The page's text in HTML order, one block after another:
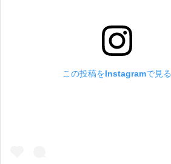
この投稿をInstagramで見る